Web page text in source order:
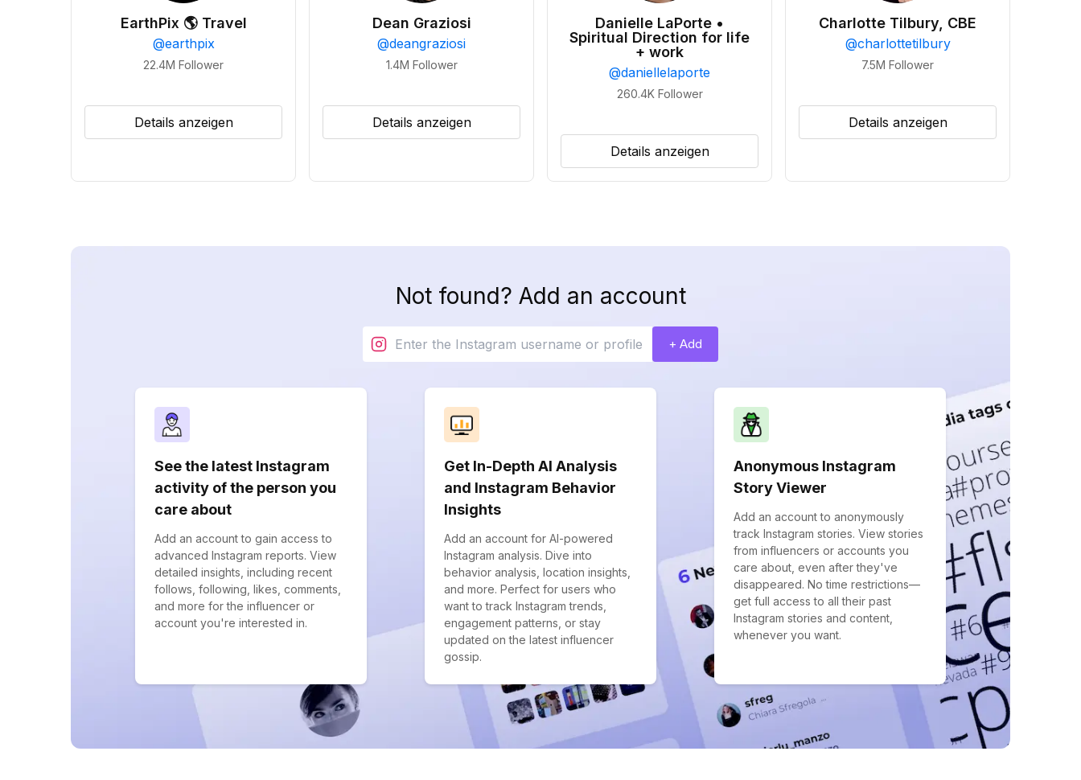
EarthPix 🌎 Travel
@earthpix
22.4M Follower
Details anzeigen
Dean Graziosi
@deangraziosi
1.4M Follower
Details anzeigen
Danielle LaPorte •
Spiritual Direction for life
+ work
@daniellelaporte
260.4K Follower
Details anzeigen
Charlotte Tilbury, CBE
@charlottetilbury
7.5M Follower
Details anzeigen
Not found? Add an account
+ Add
See the latest Instagram
activity of the person you
care about
Add an account to gain access to
advanced Instagram reports. View
detailed insights, including recent
follows, following, likes, comments,
and more for the influencer or
account you're interested in.
Get In-Depth AI Analysis
and Instagram Behavior
Insights
Add an account for AI-powered
Instagram analysis. Dive into
behavior analysis, location insights,
and more. Perfect for users who
want to track Instagram trends,
engagement patterns, or stay
updated on the latest influencer
gossip.
Anonymous Instagram
Story Viewer
Add an account to anonymously
track Instagram stories. View stories
from influencers or accounts you
care about, even after they've
disappeared. No time restrictions—
get full access to all their past
Instagram stories and content,
whenever you want.